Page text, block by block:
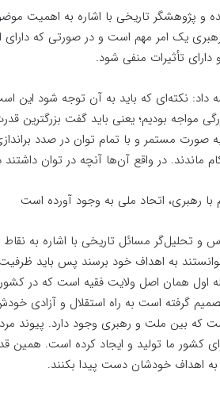
و پژوهشگر تاریخی با اشاره به اهمیت
یک امر مهم است و در صورتی که دارای
دارای تأثیرات منفی شود.
مواجه بودیم؛ یعنی باید گفت بزرگترین
به صورت مستمر و با تمام توان در صدد
ماندند. در واقع آن‌ها آنچه در توان
با رهبری، اتحاد ملی به وجود آورده است
و تحلیل‌گر مسائل تاریخی با اشاره به
به اهداف خود برسند پس باید
اول همان اصل ولایت فقیه است که در
گرفته است به راه استقلال و آزادی
که بین ملت و رهبری وجود دارد. پیوند
کشور ما تولید و ایجاد کرده است.
اهداف خودشان دست پیدا بکنند.